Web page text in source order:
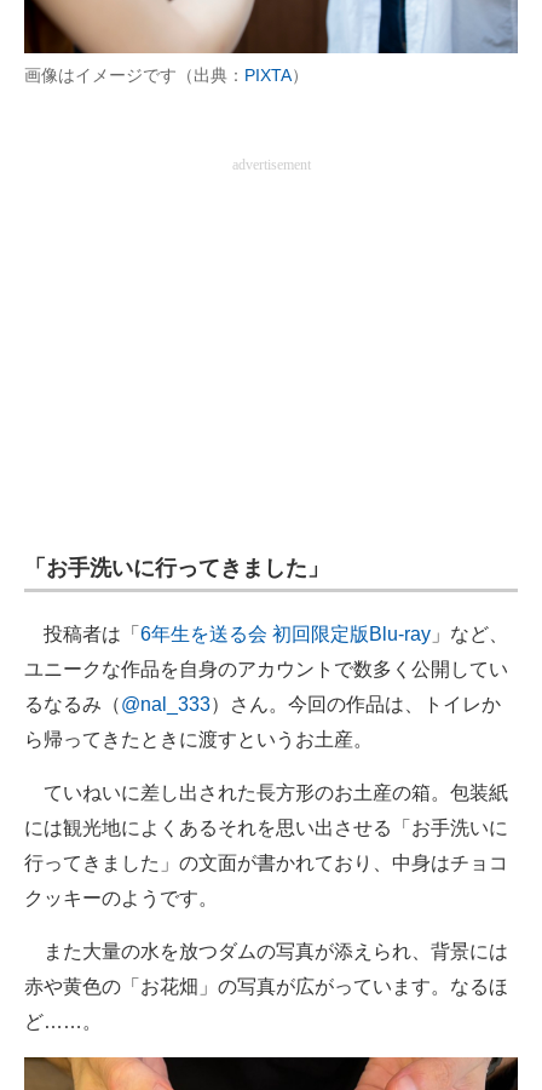
マーケ×ITの今がよく分かる
ちょっと気になるネットの話題
画像はイメージです（出典： PIXTA）
advertisement
「お手洗いに行ってきました」
投稿者は「 6年生を送る会 初回限定版Blu-ray 」など、
ユニークな作品を自身のアカウントで数多く公開してい
るなるみ（@nal_333）さん。今回の作品は、トイレか
ら帰ってきたときに渡すというお土産。
ていねいに差し出された長方形のお土産の箱。包装紙
には観光地によくあるそれを思い出させる「お手洗いに
行ってきました」の文面が書かれており、中身はチョコ
クッキーのようです。
また大量の水を放つダムの写真が添えられ、背景には
赤や黄色の「お花畑」の写真が広がっています。なるほ
ど……。